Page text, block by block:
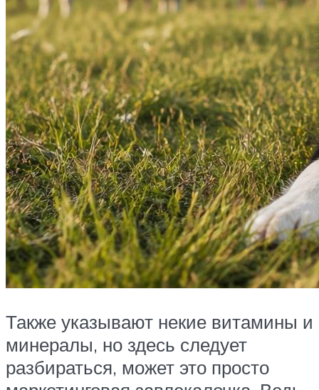
Также указывают некие витамины и
минералы, но здесь следует
разбираться, может это просто